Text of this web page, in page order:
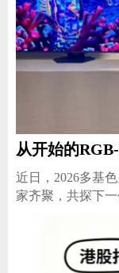
从开始的
近日，2026多基
家齐聚，共探下